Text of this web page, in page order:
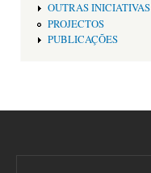
OUTRAS INICIATIVAS
PROJECTOS
PUBLICAÇÕES